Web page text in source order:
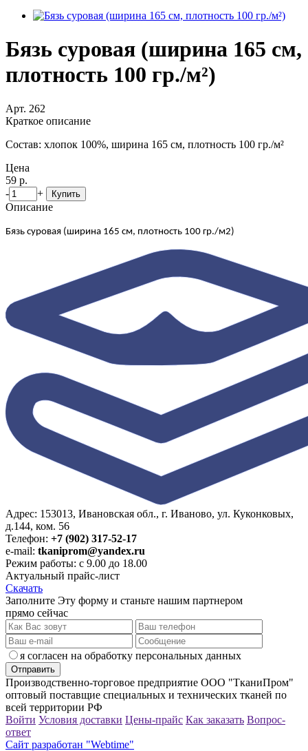
Бязь суровая (ширина 165 см,
плотность 100 гр./м²)
Арт. 262
Краткое описание
Состав: хлопок 100%, ширина 165 см, плотность 100 гр./м²
Цена
59 р.
-
+ Купить
Описание
Бязь суровая (ширина 165 см, плотность 100 гр./м2)
Адрес: 153013, Ивановская обл., г. Иваново, ул. Куконковых,
д.144, ком. 56
Телефон: +7 (902) 317-52-17
e-mail: tkaniprom@yandex.ru
Режим работы: с 9.00 до 18.00
Актуальный прайс-лист
Скачать
Заполните Эту форму и станьте нашим партнером
прямо сейчас
я согласен на обработку персональных данных
Производственно-торговое предприятие ООО "ТканиПром"
оптовый поставщие специальных и технических тканей по
всей территории РФ
Войти Условия доставки Цены-прайс Как заказать Вопрос-
ответ
Сайт разработан "Webtime"